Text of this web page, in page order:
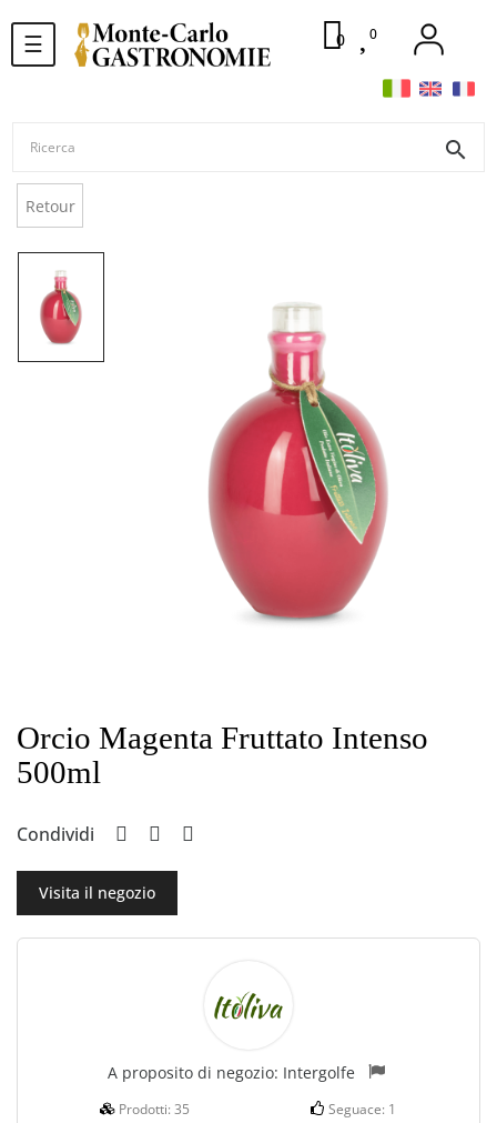
navigazione
Toggle
☰
search
0 0
Retour
Orcio Magenta Fruttato Intenso
500ml
Condividi
Visita il negozio
A proposito di negozio: Intergolfe
Prodotti: 35 Seguace: 1